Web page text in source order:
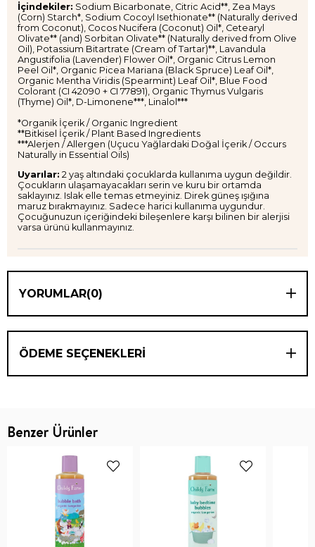
İçindekiler: Sodium Bicarbonate, Citric Acid**, Zea Mays
(Corn) Starch*, Sodium Cocoyl Isethionate** (Naturally derived
from Coconut), Cocos Nucifera (Coconut) Oil*, Cetearyl
Olivate** (and) Sorbitan Olivate** (Naturally derived from Olive
Oil), Potassium Bitartrate (Cream of Tartar)**, Lavandula
Angustifolia (Lavender) Flower Oil*, Organic Citrus Lemon
Peel Oil*, Organic Picea Mariana (Black Spruce) Leaf Oil*,
Organic Mentha Viridis (Spearmint) Leaf Oil*, Blue Food
Colorant (CI 42090 + CI 77891), Organic Thymus Vulgaris
(Thyme) Oil*, D-Limonene***, Linalol***
*Organik İçerik / Organic Ingredient
**Bitkisel İçerik / Plant Based Ingredients
***Alerjen / Allergen (Uçucu Yağlardaki Doğal İçerik / Occurs
Naturally in Essential Oils)
Uyarılar: 2 yaş altındaki çocuklarda kullanıma uygun değildir.
Çocukların ulaşamayacakları serin ve kuru bir ortamda
saklayınız. Islak elle temas etmeyiniz. Direk güneş ışığına
maruz bırakmayınız. Sadece harici kullanıma uygundur.
Çocuğunuzun içeriğindeki bileşenlere karşı bilinen bir alerjisi
varsa ürünü kullanmayınız.
YORUMLAR(0)
ÖDEME SEÇENEKLERI
Benzer Ürünler